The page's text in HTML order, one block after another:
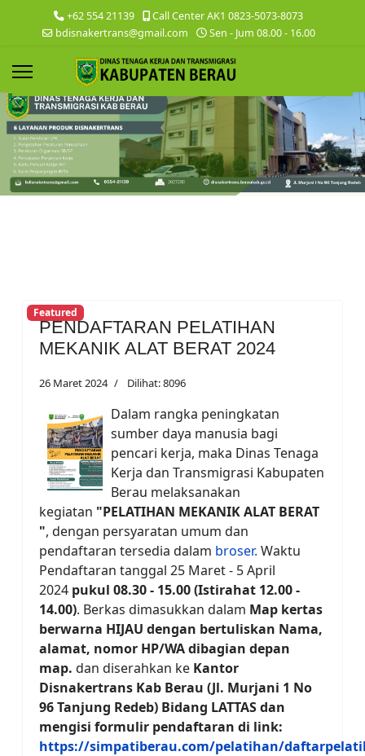
+62 554 21139
Call Center AK1 0823-5073-8073
bdisnakertrans@gmail.com
Sen - Jum 08.00 - 16.00
Featured
PENDAFTARAN PELATIHAN
MEKANIK ALAT BERAT 2024
26 Maret 2024 Dilihat: 8096
Dalam rangka peningkatan
sumber daya manusia bagi
pencari kerja, maka Dinas Tenaga
Kerja dan Transmigrasi Kabupaten
Berau melaksanakan
kegiatan "PELATIHAN MEKANIK ALAT BERAT
", dengan persyaratan umum dan
pendaftaran tersedia dalam broser. Waktu
Pendaftaran tanggal 25 Maret - 5 April
2024 pukul 08.30 - 15.00 (Istirahat 12.00 -
14.00). Berkas dimasukkan dalam Map kertas
berwarna HIJAU dengan bertuliskan Nama,
alamat, nomor HP/WA dibagian depan
map. dan diserahkan ke Kantor
Disnakertrans Kab Berau (Jl. Murjani 1 No
96 Tanjung Redeb) Bidang LATTAS dan
mengisi formulir pendaftaran di link:
https://simpatiberau.com/pelatihan/